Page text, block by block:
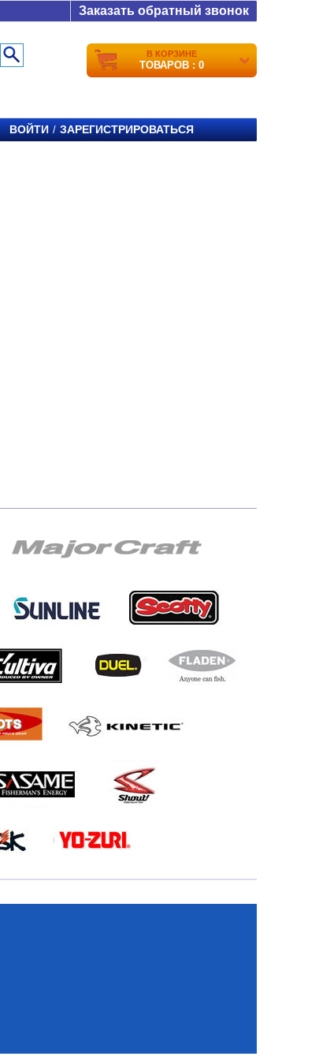
Заказать обратный звонок
В КОРЗИНЕ
ТОВАРОВ : 0
ВОЙТИ / ЗАРЕГИСТРИРОВАТЬСЯ